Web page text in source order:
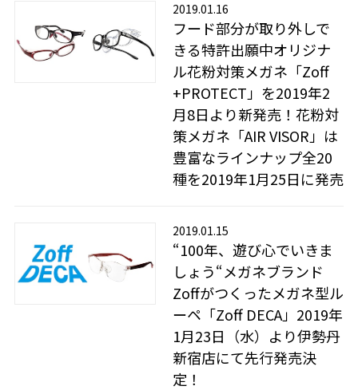
2019.01.16
フード部分が取り外しで
きる特許出願中オリジナ
ル花粉対策メガネ「Zoff
+PROTECT」を2019年2
月8日より新発売！花粉対
策メガネ「AIR VISOR」は
豊富なラインナップ全20
種を2019年1月25日に発売
2019.01.15
“100年、遊び心でいきま
しょう“メガネブランド
Zoffがつくったメガネ型ル
ーペ「Zoff DECA」2019年
1月23日（水）より伊勢丹
新宿店にて先行発売決
定！